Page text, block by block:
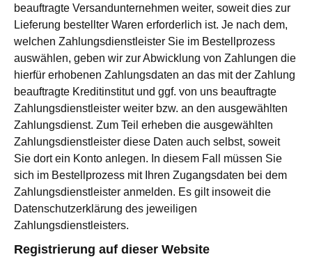
beauftragte Versandunternehmen weiter, soweit dies zur
Lieferung bestellter Waren erforderlich ist. Je nach dem,
welchen Zahlungsdienstleister Sie im Bestellprozess
auswählen, geben wir zur Abwicklung von Zahlungen die
hierfür erhobenen Zahlungsdaten an das mit der Zahlung
beauftragte Kreditinstitut und ggf. von uns beauftragte
Zahlungsdienstleister weiter bzw. an den ausgewählten
Zahlungsdienst. Zum Teil erheben die ausgewählten
Zahlungsdienstleister diese Daten auch selbst, soweit
Sie dort ein Konto anlegen. In diesem Fall müssen Sie
sich im Bestellprozess mit Ihren Zugangsdaten bei dem
Zahlungsdienstleister anmelden. Es gilt insoweit die
Datenschutzerklärung des jeweiligen
Zahlungsdienstleisters.
Registrierung auf dieser Website